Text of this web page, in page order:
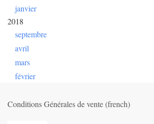
janvier
2018
septembre
avril
mars
février
Conditions Générales de vente (french)